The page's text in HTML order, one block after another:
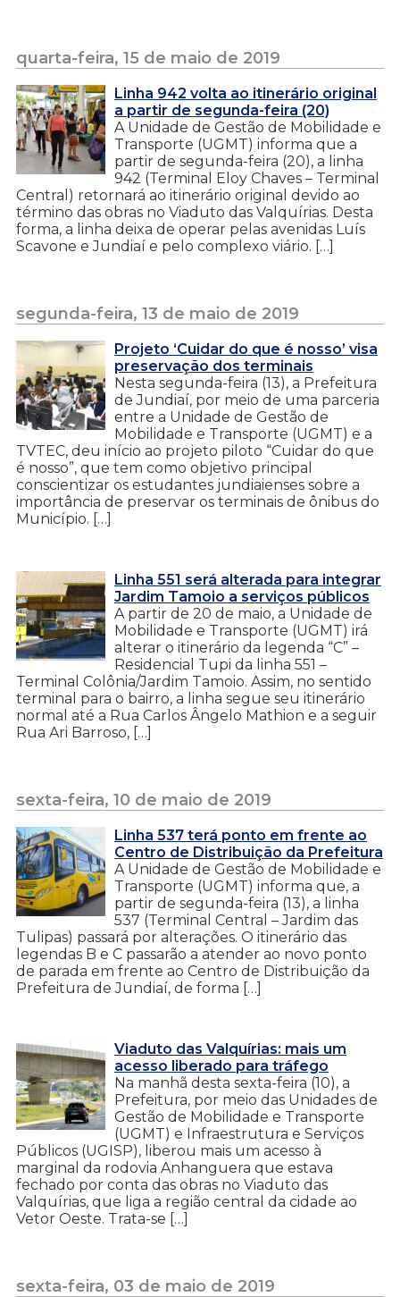
quarta-feira, 15 de maio de 2019
Linha 942 volta ao itinerário original
a partir de segunda-feira (20)
A Unidade de Gestão de Mobilidade e
Transporte (UGMT) informa que a
partir de segunda-feira (20), a linha
942 (Terminal Eloy Chaves – Terminal
Central) retornará ao itinerário original devido ao
término das obras no Viaduto das Valquírias. Desta
forma, a linha deixa de operar pelas avenidas Luís
Scavone e Jundiaí e pelo complexo viário. […]
segunda-feira, 13 de maio de 2019
Projeto ‘Cuidar do que é nosso’ visa
preservação dos terminais
Nesta segunda-feira (13), a Prefeitura
de Jundiaí, por meio de uma parceria
entre a Unidade de Gestão de
Mobilidade e Transporte (UGMT) e a
TVTEC, deu início ao projeto piloto “Cuidar do que
é nosso”, que tem como objetivo principal
conscientizar os estudantes jundiaienses sobre a
importância de preservar os terminais de ônibus do
Município. […]
Linha 551 será alterada para integrar
Jardim Tamoio a serviços públicos
A partir de 20 de maio, a Unidade de
Mobilidade e Transporte (UGMT) irá
alterar o itinerário da legenda “C” –
Residencial Tupi da linha 551 –
Terminal Colônia/Jardim Tamoio. Assim, no sentido
terminal para o bairro, a linha segue seu itinerário
normal até a Rua Carlos Ângelo Mathion e a seguir
Rua Ari Barroso, […]
sexta-feira, 10 de maio de 2019
Linha 537 terá ponto em frente ao
Centro de Distribuição da Prefeitura
A Unidade de Gestão de Mobilidade e
Transporte (UGMT) informa que, a
partir de segunda-feira (13), a linha
537 (Terminal Central – Jardim das
Tulipas) passará por alterações. O itinerário das
legendas B e C passarão a atender ao novo ponto
de parada em frente ao Centro de Distribuição da
Prefeitura de Jundiaí, de forma […]
Viaduto das Valquírias: mais um
acesso liberado para tráfego
Na manhã desta sexta-feira (10), a
Prefeitura, por meio das Unidades de
Gestão de Mobilidade e Transporte
(UGMT) e Infraestrutura e Serviços
Públicos (UGISP), liberou mais um acesso à
marginal da rodovia Anhanguera que estava
fechado por conta das obras no Viaduto das
Valquírias, que liga a região central da cidade ao
Vetor Oeste. Trata-se […]
sexta-feira, 03 de maio de 2019